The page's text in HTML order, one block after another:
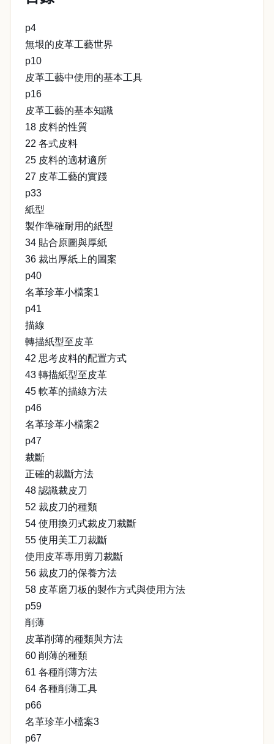
p4
無垠的皮革工藝世界
p10
皮革工藝中使用的基本工具
p16
皮革工藝的基本知識
18 皮料的性質
22 各式皮料
25 皮料的適材適所
27 皮革工藝的實踐
p33
紙型
製作準確耐用的紙型
34 貼合原圖與厚紙
36 裁出厚紙上的圖案
p40
名革珍革小檔案1
p41
描線
轉描紙型至皮革
42 思考皮料的配置方式
43 轉描紙型至皮革
45 軟革的描線方法
p46
名革珍革小檔案2
p47
裁斷
正確的裁斷方法
48 認識裁皮刀
52 裁皮刀的種類
54 使用換刃式裁皮刀裁斷
55 使用美工刀裁斷
使用皮革專用剪刀裁斷
56 裁皮刀的保養方法
58 皮革磨刀板的製作方式與使用方法
p59
削薄
皮革削薄的種類與方法
60 削薄的種類
61 各種削薄方法
64 各種削薄工具
p66
名革珍革小檔案3
p67